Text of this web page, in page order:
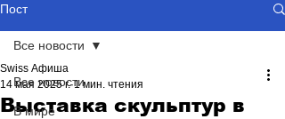
Пост
Все новости
В мире
Все новости
Выставка скульптур в
Swiss Афиша
14 мая 2025 г. 1 мин. чтения